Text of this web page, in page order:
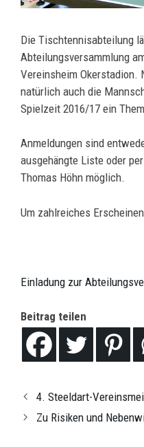
Die Tischtennisabteilung
Abteilungsversammlung
Vereinsheim Okerstadion.
natürlich auch die
Spielzeit 2016/17 ein
Anmeldungen sind
ausgehängte Liste oder
Thomas Höhn möglich.
Um zahlreiches
Einladung zur
Beitrag teilen
4. Steeldart-
Zu Risiken und